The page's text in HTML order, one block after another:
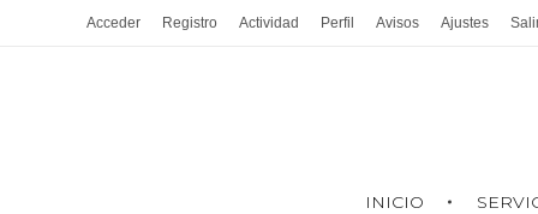
Acceder Registro Actividad Perfil Avisos Ajustes
INICIO